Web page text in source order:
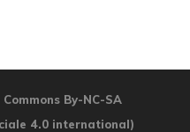
By-NC-SA
4.0 international)